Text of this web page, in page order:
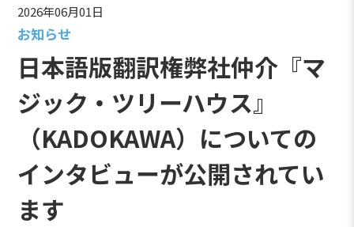
2026年06月01日
お知らせ
日本語版翻訳権弊社仲介『マ
ジック・ツリーハウス』
（KADOKAWA）についての
インタビューが公開されてい
ます